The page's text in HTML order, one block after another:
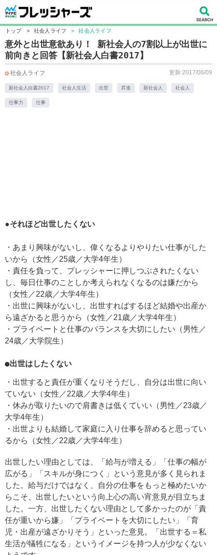
トップ > 社会人ライフ > 社会人ライフ
意外と出世意欲あり！ 新社会人の7割以上が出世に
前向きと回答【新社会人白書2017】
社会人ライフ 更新:2017/06/09
新社会人白書2017 社会人生活 出世 昇進 新社会人 社会人
仕事力 仕事
●それほど出世したくない
・あまり興味がないし、偉くなるよりやりたい仕事がした
いから（女性／25歳／大学4年生）
・責任を負って、プレッシャーに押しつぶされたくない
し、毎日仕事のことしか考えられなくなるのは嫌だから
（女性／22歳／大学4年生）
・出世に興味がないし、出世すればするほど結婚や出産か
ら遠ざかると思うから（女性／21歳／大学4年生）
・プライベートと仕事のバランスを大切にしたい（男性／
24歳／大学院生）
●出世はしたくない
・出世すると責任が重くなりそうだし、自分は出世に向い
ていない（女性／22歳／大学4年生）
・休みが取りたいので肩書きは低くていい（男性／23歳／
大学4年生）
・出世よりも結婚して家庭に入り仕事を辞めると思ってい
るから（女性／22歳／大学4年生）
出世したい理由としては、「給与が増える」「仕事の幅が
広がる」「スキルが身につく」という意見が多く見られま
した。給与だけではなく、自分の仕事をもっと極めたいか
らこそ、出世したいという向上心の高い宵意見が目立ちま
した。一方、出世したくない理由として多かったのが「責
任が重いから嫌」「プライベートを大切にしたい」「育
児・出産が遠ざかりそう」といった意見。「出世する＝私
生活が犠牲になる」というイメージを持つ人が少なくない